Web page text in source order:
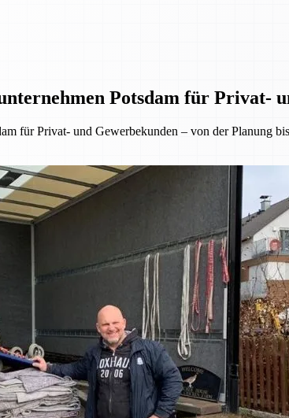
Potsdam für Privat-
für Privat- und Gewerbekunden – von der Planung